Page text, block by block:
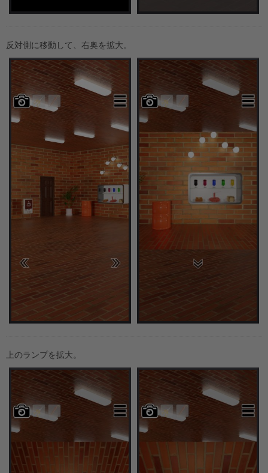
反対側に移動して、右奥を拡大。
上のランプを拡大。